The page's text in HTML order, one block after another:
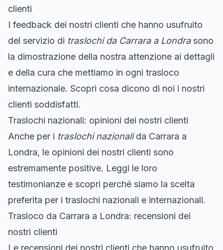
clienti
I feedback dei nostri clienti che hanno usufruito
del servizio di traslochi da Carrara a Londrasono
la dimostrazione della nostra attenzione ai dettagli
e della cura che mettiamo in ogni trasloco
internazionale. Scopri cosa dicono di noi i nostri
clienti soddisfatti.
Traslochi nazionali: opinioni dei nostri clienti
Anche per i traslochi nazionalida Carrara a
Londra, le opinioni dei nostri clienti sono
estremamente positive. Leggi le loro
testimonianze e scopri perché siamo la scelta
preferita per i traslochi nazionali e internazionali.
Trasloco da Carrara a Londra: recensioni dei
nostri clienti
Le recensioni dei nostri clienti che hanno usufruito